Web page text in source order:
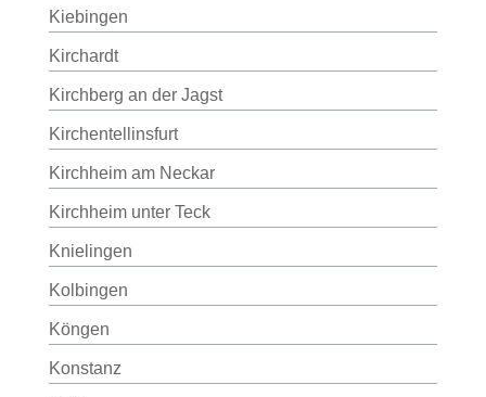
Kiebingen
Kirchardt
Kirchberg an der Jagst
Kirchentellinsfurt
Kirchheim am Neckar
Kirchheim unter Teck
Knielingen
Kolbingen
Köngen
Konstanz